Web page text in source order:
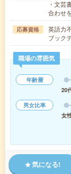
・文芸
合わせ
応募資格
英語力
ブック
職場の雰囲気
年齢層
20
男女比率
女
気になる!